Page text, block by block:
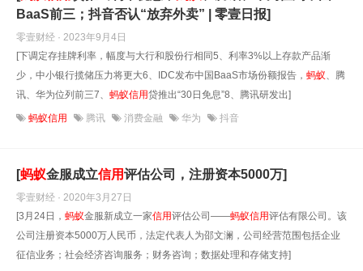
BaaS前三；抖音否认“放弃外卖” | 零壹日报]
零壹财经 · 2023年9月4日
[下调定存挂牌利率，幅度与大行和股份行相同5、利率3%以上存款产品渐
少，中小银行揽储压力将更大6、IDC发布中国BaaS市场份额报告， 蚂蚁、腾
讯、华为位列前三7、 蚂蚁信用贷推出“30日免息”8、腾讯研发出]
蚂蚁信用 腾讯 消费金融 华为 抖音
[蚂蚁金服成立信用评估公司，注册资本5000万]
零壹财经 · 2020年3月27日
[3月24日， 蚂蚁金服新成立一家信用评估公司――蚂蚁信用评估有限公司。该
公司注册资本5000万人民币，法定代表人为邵文澜，公司经营范围包括企业
征信业务；社会经济咨询服务；财务咨询；数据处理和存储支持]